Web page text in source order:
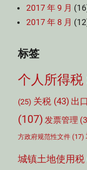
2017 年 9 月
2017 年 8 月
标签
个人所得税
(25) 关税 (43) 出
(107) 发票管理
方政府规范性文件 (17)
城镇土地使用税